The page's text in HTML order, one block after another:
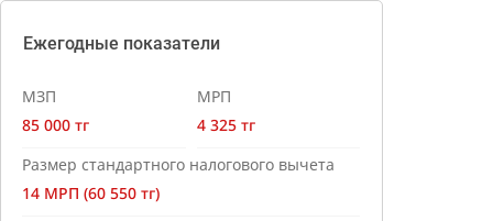
Ежегодные показатели
МЗП
85 000 тг
МРП
4 325 тг
Размер стандартного налогового вычета
14 МРП (60 550 тг)